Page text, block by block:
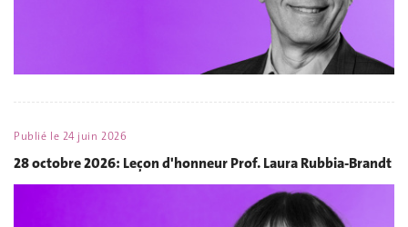
Publié le 24 juin 2026
28 octobre 2026: Leçon d'honneur Prof. Laura Rubbia-Brandt